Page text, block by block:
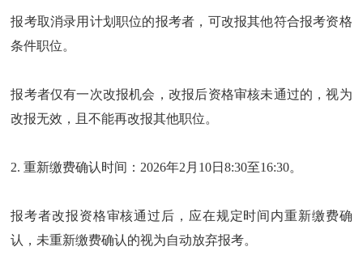
报考取消录用计划职位的报考者，可改报其他符合报考资格
条件职位。
报考者仅有一次改报机会，改报后资格审核未通过的，视为
改报无效，且不能再改报其他职位。
2. 重新缴费确认时间：2026年2月10日8:30至16:30。
报考者改报资格审核通过后，应在规定时间内重新缴费确
认，未重新缴费确认的视为自动放弃报考。